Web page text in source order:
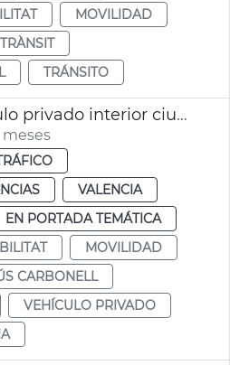
MOVILIDAD
TRÀNSIT
TRÁNSITO
Movilidad vehículo privado interior ciudad València madriguera 4%
VALENCIA
EN PORTADA TEMÁTICA
MOVILIDAD
CARBONELL
VEHÍCULO PRIVADO